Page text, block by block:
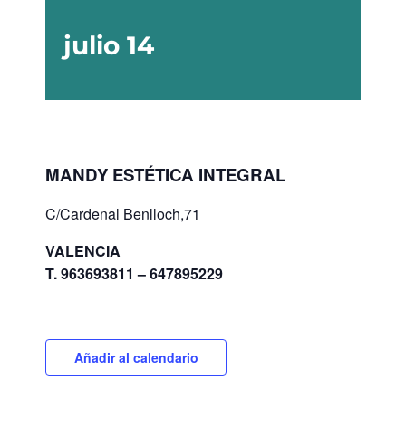
julio 14
MANDY ESTÉTICA INTEGRAL
C/Cardenal Benlloch,71
VALENCIA
T. 963693811 – 647895229
Añadir al calendario